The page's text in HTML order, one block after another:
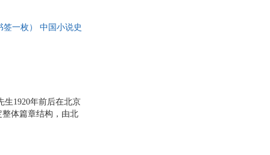
平出版社
湖南大学出版社
上海人民美术出版社
上海人民出版社
技出版社
福建人民出版社
签一枚） 中国小说史
1920年前后在北京
体篇章结构，由北
研究领域的经典著
还原民国经典风